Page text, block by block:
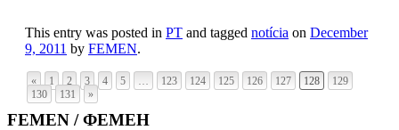
This entry was posted in PT and tagged notícia on December
9, 2011 by FEMEN.
« 1 2 3 4 5 123 124 125 126 127 128
129
130
131 »
FEMEN / ФЕМЕН